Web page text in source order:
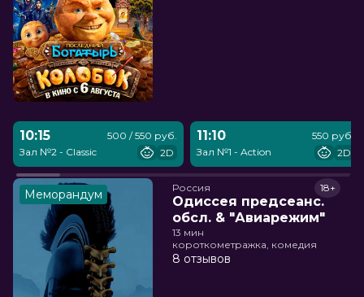
10:15
Зал №2 - Classic
500 / 550 руб.
2D
11:10
Зал №1 - Action
550 руб.
2D
Меморандум Россия
Одиссея предсеанс.
обсл. & "Авиарежим"
18+
13 мин
короткометражка, комедия
8 отзывов